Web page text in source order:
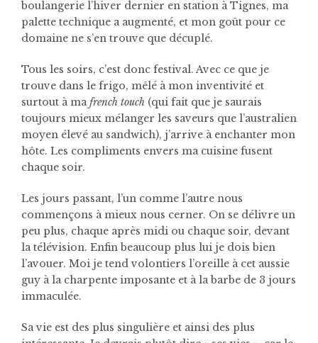
boulangerie l’hiver dernier en station à Tignes, ma
palette technique a augmenté, et mon goût pour ce
domaine ne s’en trouve que décuplé.
Tous les soirs, c’est donc festival. Avec ce que je
trouve dans le frigo, mêlé à mon inventivité et
surtout à mafrench touch (qui fait que je saurais
toujours mieux mélanger les saveurs que l’australien
moyen élevé au sandwich), j’arrive à enchanter mon
hôte. Les compliments envers ma cuisine fusent
chaque soir.
Les jours passant, l’un comme l’autre nous
commençons à mieux nous cerner. On se délivre un
peu plus, chaque après midi ou chaque soir, devant
la télévision. Enfin beaucoup plus lui je dois bien
l’avouer. Moi je tend volontiers l’oreille à cet aussie
guy à la charpente imposante et à la barbe de 3 jours
immaculée.
Sa vie est des plus singulière et ainsi des plus